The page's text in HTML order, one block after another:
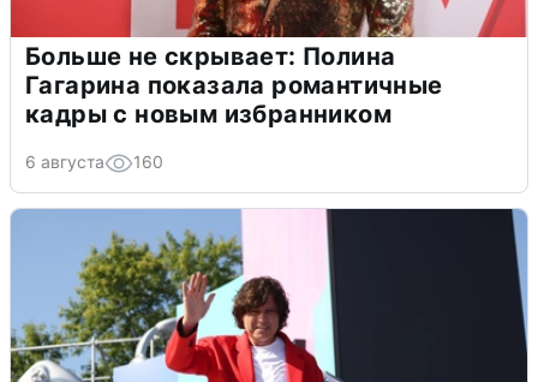
Больше не скрывает: Полина
Гагарина показала романтичные
кадры с новым избранником
6 августа 160